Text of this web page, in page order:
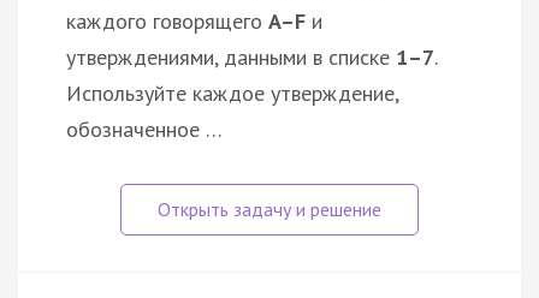
каждого говорящего A–F и
утверждениями, данными в списке 1–7.
Используйте каждое утверждение,
обозначенное …